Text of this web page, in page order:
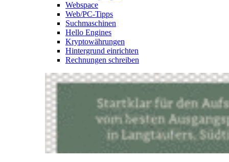
Webspace
Web/PC-Tipps
Suchmaschinen
Hello Engines
Kryptowährungen
Hintergrund einrichten
Rechnungen schreiben